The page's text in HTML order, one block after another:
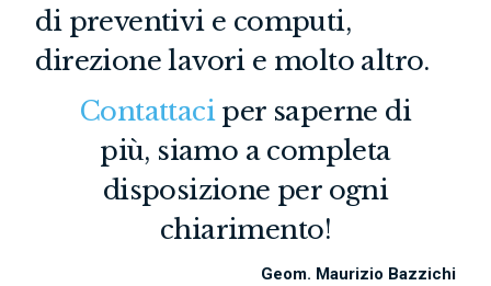
di preventivi e computi,
direzione lavori e molto altro.
Contattaciper saperne di
più, siamo a completa
disposizione per ogni
chiarimento!
Geom. Maurizio Bazzichi